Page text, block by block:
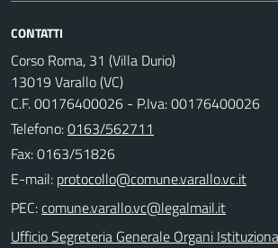
CONTATTI
Corso Roma, 31 (Villa Durio)
13019 Varallo (VC)
C.F. 00176400026 - P.Iva: 00176400026
Telefono:0163/562711
Fax: 0163/51826
E-mail:
PEC:
Ufficio Segreteria Generale Organi